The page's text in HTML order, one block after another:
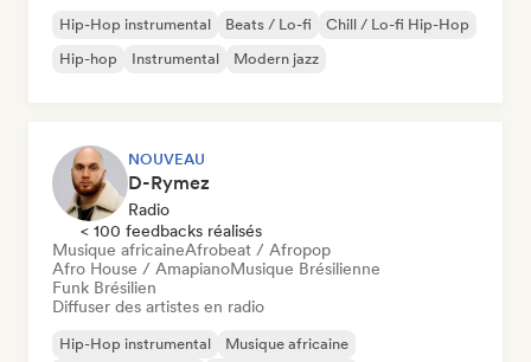
Hip-Hop instrumental Beats / Lo-fi
Chill / Lo-fi Hip-Hop
Hip-hop
Instrumental Modern jazz
NOUVEAU
D-Rymez
Radio
< 100 feedbacks réalisés
Musique africaineAfrobeat / Afropop
Afro House / AmapianoMusique Brésilienne
Funk Brésilien
Diffuser des artistes en radio
Hip-Hop instrumental
Musique africaine